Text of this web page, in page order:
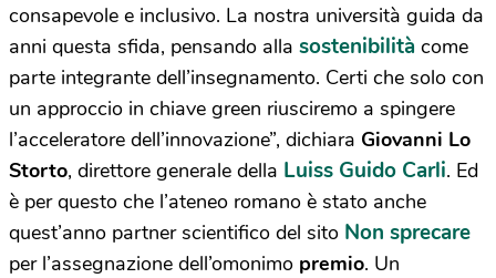
consapevole e inclusivo. La nostra università guida da
anni questa sfida, pensando alla sostenibilità come
parte integrante dell’insegnamento. Certi che solo con
un approccio in chiave green riusciremo a spingere
l’acceleratore dell’innovazione”, dichiara Giovanni Lo
Storto, direttore generale della Luiss Guido Carli. Ed
è per questo che l’ateneo romano è stato anche
quest’anno partner scientifico del sito Non sprecare
per l’assegnazione dell’omonimo premio. Un